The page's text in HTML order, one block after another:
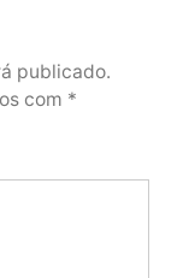
publicado.
com *